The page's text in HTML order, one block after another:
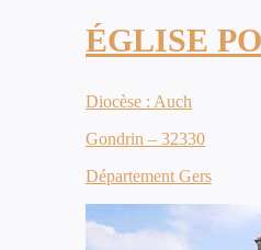
ÉGLISE
Diocèse : Auch
Gondrin – 32330
Département Gers